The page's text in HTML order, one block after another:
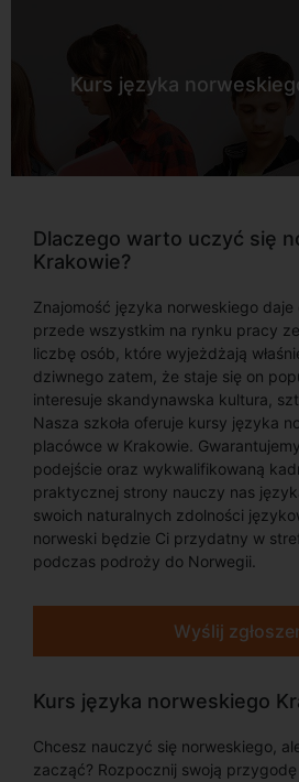
Kurs języka
Dlaczego warto uczyć się
Krakowie?
Znajomość języka norweskiego
przede wszystkim na rynku pracy
liczbę osób, które wyjeżdżają
dziwnego zatem, że staje się on
interesuje skandynawska kultura,
Nasza szkoła oferuje kursy języka
placówce w Krakowie.
podejście oraz wykwalifikowaną
praktycznej strony nauczy nas
swoich naturalnych zdolności
norweski będzie Ci przydatny w
podczas podroży do Norwegii.
Wyślij
Kurs języka norweskiego
Chcesz nauczyć się norweskiego,
zacząć? Rozpocznij swoją